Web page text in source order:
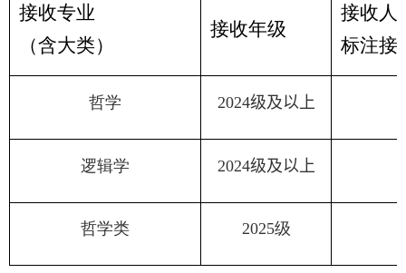
接收专业
（含大类）
接收年级
接收人
标注接
哲学 2024级及以上
逻辑学 2024级及以上
哲学类 2025级